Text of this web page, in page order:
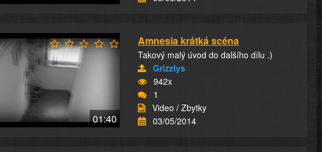
01:40
Amnesia krátká scéna
Takový malý úvod do dalšího dílu .)
Grizzlys
942x
1
Video / Zbytky
03/05/2014